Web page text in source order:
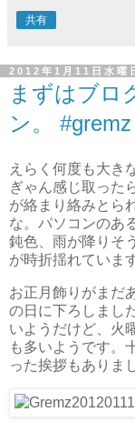
共有
2012年1月11日水曜
まずはブロ
ン。 #gremz
えらく何度も大き
ぎゃん感じ取った
が絡まり絡みとら
な。パソコンのあ
鈍色、雨が降りそ
が時折揺れていま
お正月飾りがまだ
の日に下ろしまし
いようだけど、火
も多いようです。
った挨拶もありま